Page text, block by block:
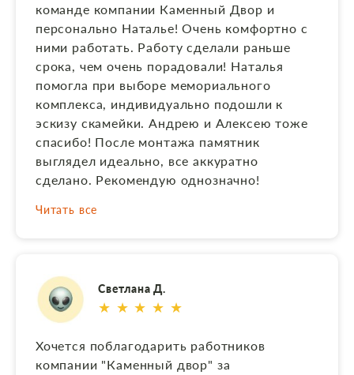
команде компании Каменный Двор и
персонально Наталье! Очень комфортно с
ними работать. Работу сделали раньше
срока, чем очень порадовали! Наталья
помогла при выборе мемориального
комплекса, индивидуально подошли к
эскизу скамейки. Андрею и Алексею тоже
спасибо! После монтажа памятник
выглядел идеально, все аккуратно
сделано. Рекомендую однозначно!
Читать все
Светлана Д.
★ ★ ★ ★ ★
Хочется поблагодарить работников
компании "Каменный двор" за